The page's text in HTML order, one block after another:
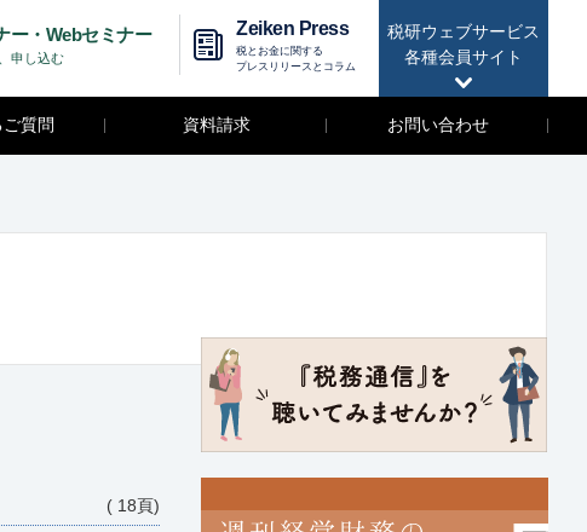
税研ウェブサービス
各種会員サイト
ー・Webセミナー
申し込む
Zeiken Press
税とお金に関する
プレスリリースとコラム
質問 資料請求 お問い合わせ
( 18頁)